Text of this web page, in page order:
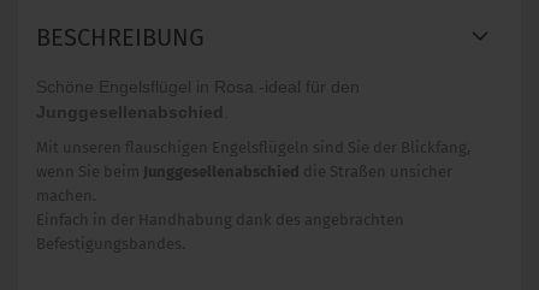
BESCHREIBUNG
Schöne Engelsflügel in Rosa -ideal für den
Junggesellenabschied
Mit unseren flauschigen Engelsflügeln sind Sie der Blickfang,
wenn Sie beim Junggesellenabschied die Straßen unsicher
machen.
Einfach in der Handhabung dank des angebrachten
Befestigungsbandes.